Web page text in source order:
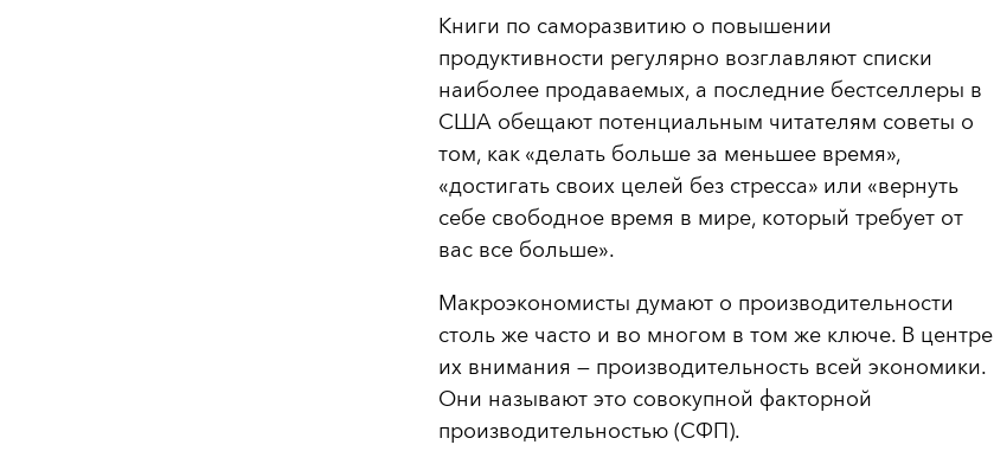
Книги по саморазвитию о повышении
продуктивности регулярно возглавляют списки
наиболее продаваемых, а последние бестселлеры в
США обещают потенциальным читателям советы о
том, как «делать больше за меньшее время»,
«достигать своих целей без стресса» или «вернуть
себе свободное время в мире, который требует от
вас все больше».
Макроэкономисты думают о производительности
столь же часто и во многом в том же ключе. В центре
их внимания — производительность всей экономики.
Они называют это совокупной факторной
производительностью (СФП).